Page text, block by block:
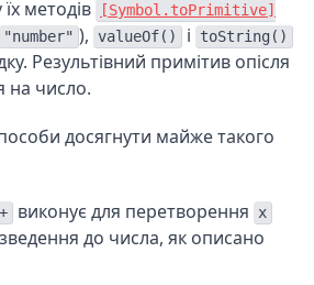
методів
[Symbol.toPrimitive]
"number" ), valueOf() і toString()
Результівний примітив опісля
на число.
досягнути майже такого
+ виконує для перетворення x
до числа, як описано